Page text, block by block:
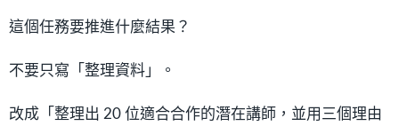
這個任務要推進什麼結果？
不要只寫「整理資料」。
改成「整理出 20 位適合合作的潛在講師，並用三個理由